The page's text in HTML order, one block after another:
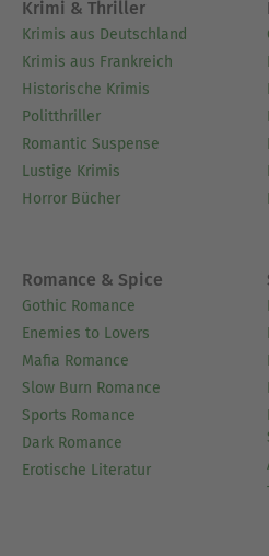
Krimi & Thriller
Krimis aus Deutschland
Krimis aus Frankreich
Historische Krimis
Politthriller
Romantic Suspense
Lustige Krimis
Horror Bücher
Romance & Spice
Gothic Romance
Enemies to Lovers
Mafia Romance
Slow Burn Romance
Sports Romance
Dark Romance
Erotische Literatur